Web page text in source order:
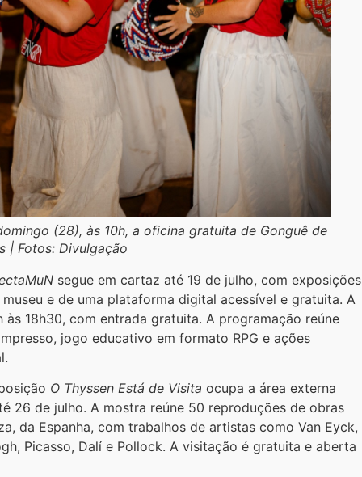
(28), às 10h, a oficina gratuita de Gonguê de
| Fotos: Divulgação
segue em cartaz até 19 de julho, com exposições
e de uma plataforma digital acessível e gratuita. A
18h30, com entrada gratuita. A programação reúne
jogo educativo em formato RPG e ações
O Thyssen Está de Visita ocupa a área externa
26 de julho. A mostra reúne 50 reproduções de obras
da Espanha, com trabalhos de artistas como Van Eyck,
Picasso, Dalí e Pollock. A visitação é gratuita e aberta